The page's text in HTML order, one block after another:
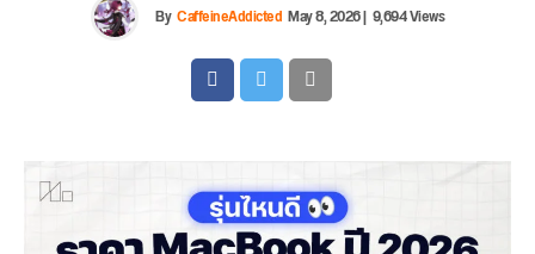
ByCaffeineAddictedMay 8, 2026| 9,694 Views